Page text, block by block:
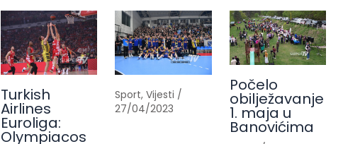
Turkish
Airlines
Euroliga:
Olympiacos
Sport,Vijesti /
27/04/2023
Počelo
obilježavanje
1. maja u
Banovićima